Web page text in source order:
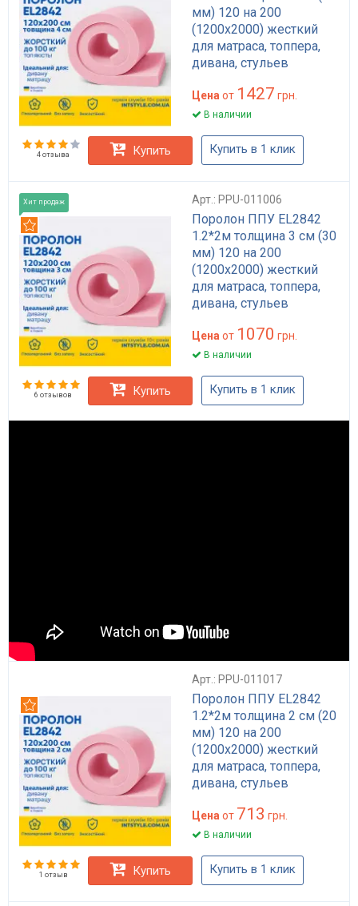
мм) 120 на 200
(1200х2000) жесткий
для матраса, топпера,
дивана, стульев
Цена от 1427 грн.
В наличии
4 отзыва Купить Купить в 1 клик
Хит продаж Арт.: PPU-011006
Поролон ППУ EL2842
1.2*2м толщина 3 см (30
мм) 120 на 200
(1200х2000) жесткий
для матраса, топпера,
дивана, стульев
Цена от 1070 грн.
В наличии
6 отзывов Купить Купить в 1 клик
Арт.: PPU-011017
Поролон ППУ EL2842
1.2*2м толщина 2 см (20
мм) 120 на 200
(1200х2000) жесткий
для матраса, топпера,
дивана, стульев
Цена от 713 грн.
В наличии
1 отзыв Купить Купить в 1 клик